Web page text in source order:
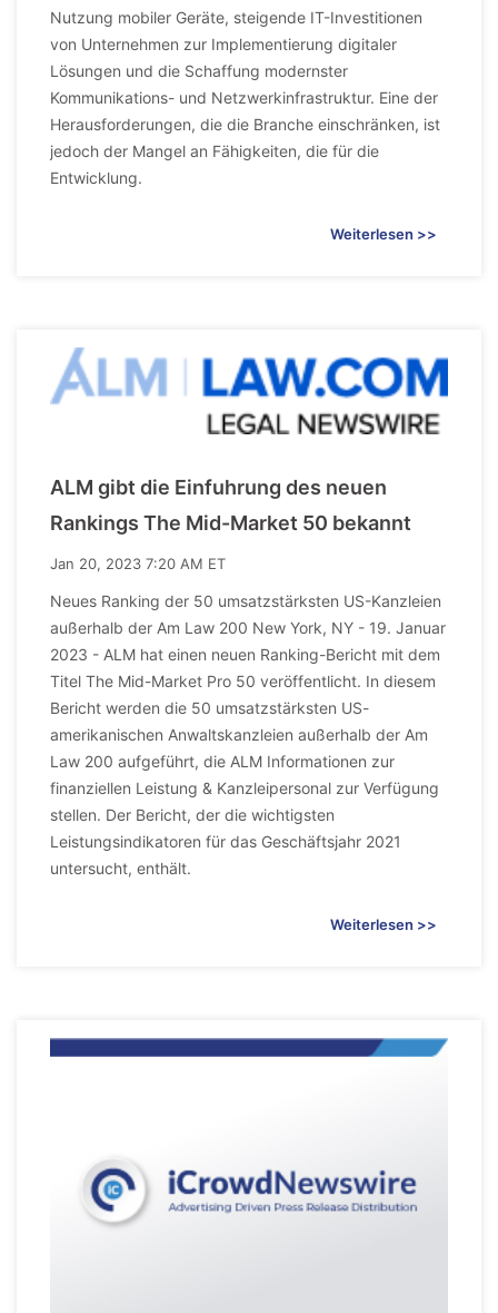
Nutzung mobiler Geräte, steigende IT-Investitionen
von Unternehmen zur Implementierung digitaler
Lösungen und die Schaffung modernster
Kommunikations- und Netzwerkinfrastruktur. Eine der
Herausforderungen, die die Branche einschränken, ist
jedoch der Mangel an Fähigkeiten, die für die
Entwicklung.
Weiterlesen >>
ALM gibt die Einfuhrung des neuen
Rankings The Mid-Market 50 bekannt
Jan 20, 2023 7:20 AM ET
Neues Ranking der 50 umsatzstärksten US-Kanzleien
außerhalb der Am Law 200 New York, NY - 19. Januar
2023 - ALM hat einen neuen Ranking-Bericht mit dem
Titel The Mid-Market Pro 50 veröffentlicht. In diesem
Bericht werden die 50 umsatzstärksten US-
amerikanischen Anwaltskanzleien außerhalb der Am
Law 200 aufgeführt, die ALM Informationen zur
finanziellen Leistung & Kanzleipersonal zur Verfügung
stellen. Der Bericht, der die wichtigsten
Leistungsindikatoren für das Geschäftsjahr 2021
untersucht, enthält.
Weiterlesen >>